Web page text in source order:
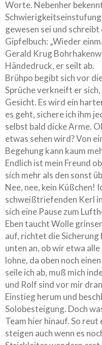
Worte. Nebenher
gewesen sei und
Gipfelbuch: „Wieder
Gerald Krug
Händedruck, er seilt ab.
Brühpo begibt sich vor
Sprüche verkneift er
Gesicht. Es wird ein
es geht, sichere ich ihm
selbst bald dicke Arme.
etwas sehen wird? Von
Begehung kann kaum
Endlich ist mein Freund
sich mehr als den sonst
Nee, nee, kein Küßchen!
schweißtriefenden Kerl
sich eine Pause zum
Eben taucht Wolle
auf, richtet die
unten an, ob wir etwa
lohne, da oben noch
seile ich ab, muß mich
und Rolf sind vor mir
Einstieg herum und
Solobesteigung. Doch
Team hier hinauf. So
steigen auch wenn es